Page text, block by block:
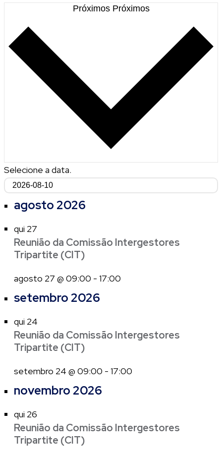
Próximos Próximos
Selecione a data.
agosto 2026
qui 27
Reunião da Comissão Intergestores
Tripartite (CIT)
agosto 27 @ 09:00 - 17:00
setembro 2026
qui 24
Reunião da Comissão Intergestores
Tripartite (CIT)
setembro 24 @ 09:00 - 17:00
novembro 2026
qui 26
Reunião da Comissão Intergestores
Tripartite (CIT)